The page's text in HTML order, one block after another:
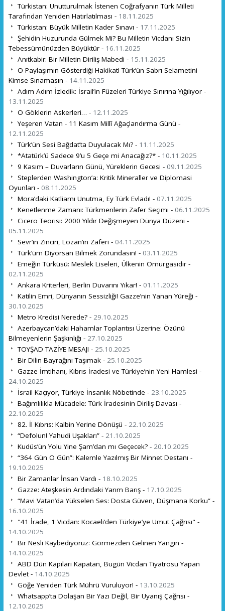
Türkistan: Unutturulmak İstenen Coğrafyanın Türk Milleti
Tarafından Yeniden Hatırlatılması - 18.11.2025
Türkistan: Büyük Milletin Kader Sınavı - 17.11.2025
Şehidin Huzurunda Gülmek Mi? Bu Milletin Vicdanı Sizin
Tebessümünüzden Büyüktür - 16.11.2025
Anıtkabir: Bir Milletin Diriliş Mabedi - 15.11.2025
O Paylaşımın Gösterdiği Hakikat! Türk’ün Sabrı Selametini
Kimse Sınamasın - 14.11.2025
Adım Adım İzledik: İsrail’in Füzeleri Türkiye Sınırına Yığılıyor -
13.11.2025
O Göklerin Askerleri… - 12.11.2025
Yeşeren Vatan - 11 Kasım Millî Ağaçlandırma Günü -
12.11.2025
Türk’ün Sesi Bağdat’ta Duyulacak Mı? - 11.11.2025
*Atatürk’ü Sadece 9’u 5 Geçe mi Anacağız?* - 10.11.2025
9 Kasım – Duvarların Günü, Yüreklerin Gecesi - 09.11.2025
Steplerden Washington’a: Kritik Mineraller ve Diplomasi
Oyunları - 08.11.2025
Mora’daki Katliamı Unutma, Ey Türk Evladı! - 07.11.2025
Kenetlenme Zamanı: Türkmenlerin Zafer Seçimi - 06.11.2025
Cicero Teorisi: 2000 Yıldır Değişmeyen Dünya Düzeni -
05.11.2025
Sevr’in Zinciri, Lozan’ın Zaferi - 04.11.2025
Türk’üm Diyorsan Bilmek Zorundasın! - 03.11.2025
Emeğin Türküsü: Meslek Liseleri, Ülkenin Omurgasıdır -
02.11.2025
Ankara Kriterleri, Berlin Duvarını Yıkar! - 01.11.2025
Katilin Emri, Dünyanın Sessizliği! Gazze’nin Yanan Yüreği -
30.10.2025
Metro Kredisi Nerede? - 29.10.2025
Azerbaycan’daki Hahamlar Toplantısı Üzerine: Özünü
Bilmeyenlerin Şaşkınlığı - 27.10.2025
TOYŞAD TAZİYE MESAJI - 25.10.2025
Bir Dilin Bayrağını Taşımak - 25.10.2025
Gazze İmtihanı, Kıbrıs İradesi ve Türkiye’nin Yeni Hamlesi -
24.10.2025
İsrail Kaçıyor, Türkiye İnsanlık Nöbetinde - 23.10.2025
Bağımlılıkla Mücadele: Türk İradesinin Diriliş Davası -
22.10.2025
82. İl Kıbrıs: Kalbin Yerine Dönüşü - 22.10.2025
“Defolun! Yahudi Uşakları” - 21.10.2025
Kudüs’ün Yolu Yine Şam’dan mı Geçecek? - 20.10.2025
“364 Gün O Gün”: Kalemle Yazılmış Bir Minnet Destanı -
19.10.2025
Bir Zamanlar İnsan Vardı - 18.10.2025
Gazze: Ateşkesin Ardındaki Yarım Barış - 17.10.2025
“Mavi Vatan’da Yükselen Ses: Dosta Güven, Düşmana Korku” -
16.10.2025
"41 İrade, 1 Vicdan: Kocaeli’den Türkiye’ye Umut Çağrısı" -
14.10.2025
Bir Nesli Kaybediyoruz: Görmezden Gelinen Yangın -
14.10.2025
ABD Dün Kapıları Kapatan, Bugün Vicdan Tiyatrosu Yapan
Devlet - 14.10.2025
Göğe Yeniden Türk Mührü Vuruluyor! - 13.10.2025
Whatsapp’ta Dolaşan Bir Yazı Değil, Bir Uyanış Çağrısı -
12.10.2025